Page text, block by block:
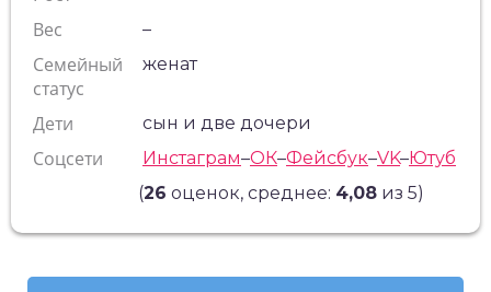
Вес –
Семейный
статус
женат
Дети сын и две дочери
Соцсети Инстаграм–ОК–Фейсбук–VK–Ютуб
(26 оценок, среднее: 4,08из 5)